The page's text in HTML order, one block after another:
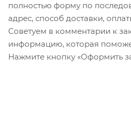
полностью форму по
адрес, способ доставки,
Советуем в комментарии к
информацию, которая
Нажмите кнопку «Оформить